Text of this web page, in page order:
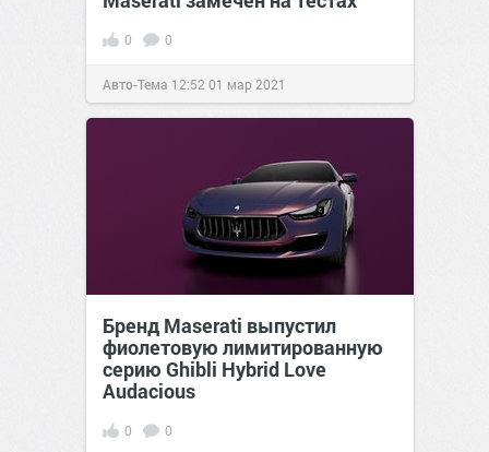
0 0
Авто-Тема 12:52 01 мар 2021
Бренд Maserati выпустил
фиолетовую лимитированную
серию Ghibli Hybrid Love
Audacious
0 0